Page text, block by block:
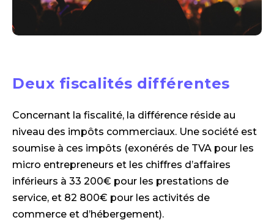
Deux fiscalités différentes
Concernant la fiscalité, la différence réside au
niveau des impôts commerciaux. Une société est
soumise à ces impôts (exonérés de TVA pour les
micro entrepreneurs et les chiffres d’affaires
inférieurs à 33 200€ pour les prestations de
service, et 82 800€ pour les activités de
commerce et d’hébergement).